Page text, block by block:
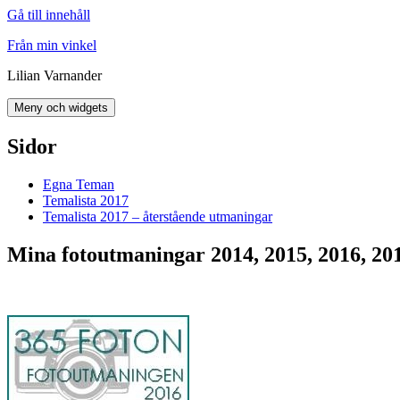
Gå till innehåll
Från min vinkel
Lilian Varnander
Meny och widgets
Sidor
Egna Teman
Temalista 2017
Temalista 2017 – återstående utmaningar
Mina fotoutmaningar 2014, 2015, 2016,